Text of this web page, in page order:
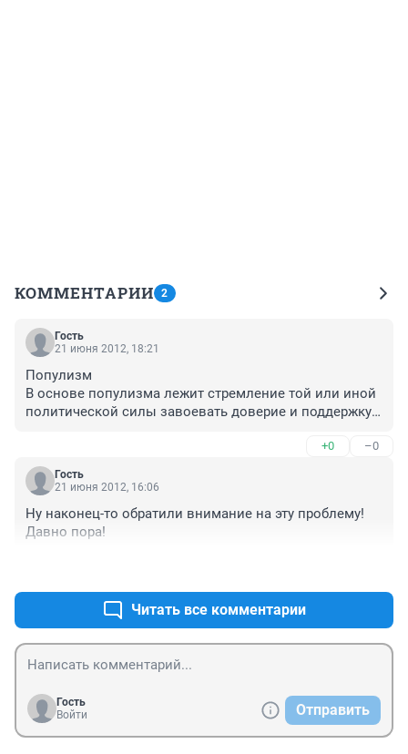
КОММЕНТАРИИ 2
Гость
21 июня 2012, 18:21
Популизм
В основе популизма лежит стремление той или иной
политической силы завоевать доверие и поддержку
политиков-популистов (борьба за власть, обогащение
и т. п.), как правило, прикрываются социально
привлекательными идеями. Например, когда
делают.
+0 –0
Гость
21 июня 2012, 16:06
Ну наконец-то обратили внимание на эту проблему!
Давно пора!
Читать все комментарии
Гость
Войти
Отправить